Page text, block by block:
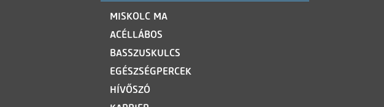
MISKOLC MA
ACÉLLÁBOS
BASSZUSKULCS
EGÉSZSÉGPERCEK
HÍVŐSZÓ